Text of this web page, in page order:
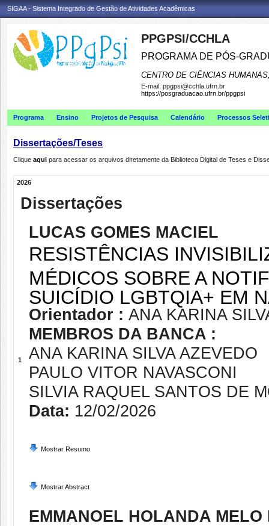
SIGAA - Sistema Integrado de Gestão de Atividades Acadêmicas
PPGPSI/CCHLA
PROGRAMA DE PÓS-
CENTRO DE CIÊNCIAS
E-mail: ppgpsi@cchla.ufrn.br
https://posgraduacao.ufrn.br/ppgpsi
Programa Ensino Projetos de Pesquisa Calendário Processos
Dissertações/Teses
Clique aqui para acessar os arquivos diretamente da Biblioteca Digital de Teses e
2026
Dissertações
1
LUCAS GOMES MACIEL
RESISTÊNCIAS
MÉDICOS SOBRE A
SUICÍDIO LGBTQIA+ EM
Orientador : ANA KARINA
MEMBROS DA BANCA :
ANA KARINA SILVA AZEVEDO
PAULO VITOR NAVASCONI
SILVIA RAQUEL SANTOS DE
Data: 12/02/2026
Mostrar Resumo
Mostrar Abstract
EMMANOEL HOLANDA MELO